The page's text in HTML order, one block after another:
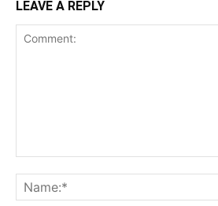
LEAVE A REPLY